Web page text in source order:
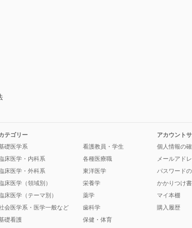
テゴリー
礎医学系
床医学・内科系
床医学・外科系
床医学（領域別）
床医学（テーマ別）
会医学系・医学一般など
礎看護
看護教員・学生
各種医療職
東洋医学
栄養学
薬学
歯科学
保健・体育
アカウント
個人情報の
メールアド
パスワード
かかりつけ
マイ本棚
購入履歴